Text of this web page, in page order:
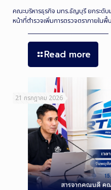
คณะบริหารธุรกิจ มทร.ธัญบุรี ยกระดับ
หน้าที่ตำรวจเพิ่มการตรวจตราภายใน
Read more
21 กรกฎาคม 2026